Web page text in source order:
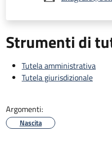
Strumenti di
Tutela amministrativa
Tutela giurisdizionale
Argomenti:
Nascita